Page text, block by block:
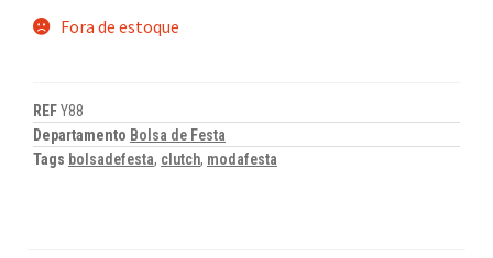
Fora de estoque
REFY88
Departamento Bolsa de Festa
Tags bolsadefesta, clutch, modafesta